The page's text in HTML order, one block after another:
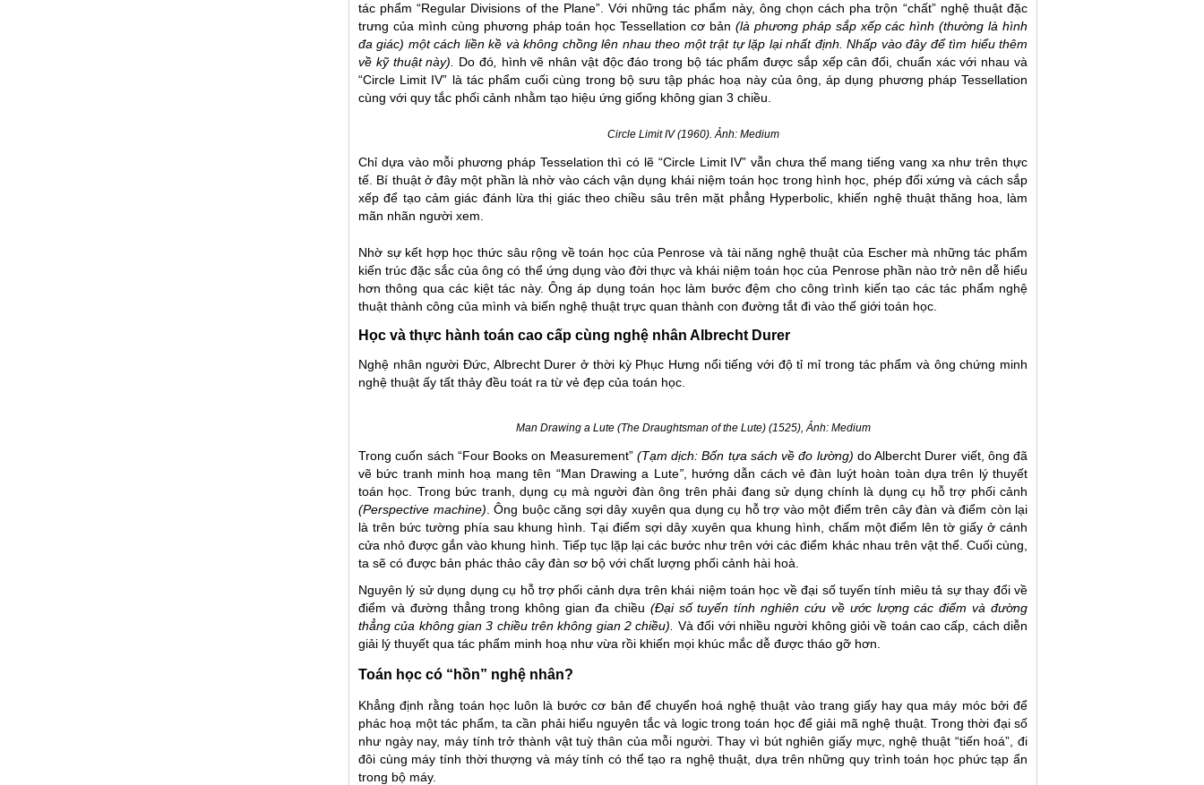
tác phẩm “Regular Divisions of the Plane”. Với những tác phẩm này, ông chọn cách pha trộn “chất” nghệ thuật đặc
trưng của mình cùng phương pháp toán học Tessellation cơ bản (là phương pháp sắp xếp các hình (thường là hình
đa giác) một cách liền kề và không chồng lên nhau theo một trật tự lặp lại nhất định. Nhấp vào đâyđể tìm hiểu thêm
về kỹ thuật này). Do đó,
hình vẽ nhân vật độc đáo trong bộ tác phẩm được sắp xếp cân đối, chuẩn xác với nhau và
“Circle Limit IV” là tác phẩm cuối cùng trong bộ sưu tập phác hoạ này của ông, áp dụng phương pháp Tessellation
cùng với quy tắc phối cảnh nhằm tạo hiệu ứng giống không gian 3 chiều.
Circle Limit IV (1960). Ảnh: Medium
Chỉ dựa vào mỗi phương pháp Tesselation thì có lẽ “Circle Limit IV” vẫn chưa thể mang tiếng vang xa như trên thực
tế. Bí thuật ở đây một phần là nhờ vào cách vận dụng khái niệm toán học trong hình học, phép đối xứng và cách sắp
xếp để tạo cảm giác đánh lừa thị giác theo chiều sâu trên mặt phẳng Hyperbolic, khiến nghệ thuật thăng hoa, làm
mãn nhãn người xem.
Nhờ sự kết hợp học thức sâu rộng về toán học của Penrose và tài năng nghệ thuật của Escher mà những tác phẩm
kiến trúc đặc sắc của ông có thể ứng dụng vào đời thực và khái niệm toán học của Penrose phần nào trở nên dễ hiểu
hơn thông qua các kiệt tác này. Ông áp dụng toán học làm bước đệm cho công trình kiến tạo các tác phẩm nghệ
thuật thành công của mình và biến nghệ thuật trực quan thành con đường tắt đi vào thế giới toán học.
Học và thực hành toán cao cấp cùng nghệ nhân Albrecht Durer
Nghệ nhân người Đức, Albrecht Durer ở thời kỳ Phục Hưng nổi tiếng với độ tỉ mỉ trong tác phẩm và ông chứng minh
nghệ thuật ấy tất thảy đều toát ra từ vẻ đẹp của toán học.
Man Drawing a Lute (The Draughtsman of the Lute) (1525), Ảnh: Medium
Trong cuốn sách “Four Books on Measurement” (Tạm dịch: Bốn tựa sách về đo lường) do Albercht Durer viết, ông đã
vẽ bức tranh minh hoạ mang tên “Man Drawing a Lute”, hướng dẫn cách vẻ đàn luýt hoàn toàn dựa trên lý thuyết
toán học. Trong bức tranh, dụng cụ mà người đàn ông trên phải đang sử dụng chính là dụng cụ hỗ trợ phối cảnh
(Perspective machine) . Ông buộc căng sợi dây xuyên qua dụng cụ hỗ trợ vào một điểm trên cây đàn và điểm còn lại
là trên bức tường phía sau khung hình. Tại điểm sợi dây xuyên qua khung hình, chấm một điểm lên tờ giấy ở cánh
cửa nhỏ được gắn vào khung hình. Tiếp tục lặp lại các bước như trên với các điểm khác nhau trên vật thể. Cuối cùng,
ta sẽ có được bản phác thảo cây đàn sơ bộ với chất lượng phối cảnh hài hoà.
Nguyên lý sử dụng dụng cụ hỗ trợ phối cảnh dựa trên khái niệm toán học về đại số tuyến tính miêu tả sự thay đổi về
điểm và đường thẳng trong không gian đa chiều (Đại số tuyến tính nghiên cứu về ước lượng các điểm và đường
thẳng của không gian 3 chiều trên không gian 2 chiều). Và đối với nhiều người không giỏi về toán cao cấp, cách diễn
giải lý thuyết qua tác phẩm minh hoạ như vừa rồi khiến mọi khúc mắc dễ được tháo gỡ hơn.
Toán học có “hồn” nghệ nhân?
Khẳng định rằng toán học luôn là bước cơ bản để chuyển hoá nghệ thuật vào trang giấy hay qua máy móc bởi để
phác hoạ một tác phẩm, ta cần phải hiểu nguyên tắc và logic trong toán học để giải mã nghệ thuật. Trong thời đại số
như ngày nay, máy tính trở thành vật tuỳ thân của mỗi người. Thay vì bút nghiên giấy mực, nghệ thuật “tiến hoá”, đi
đôi cùng máy tính thời thượng và máy tính có thể tạo ra nghệ thuật, dựa trên những quy trình toán học phức tạp ẩn
trong bộ máy.